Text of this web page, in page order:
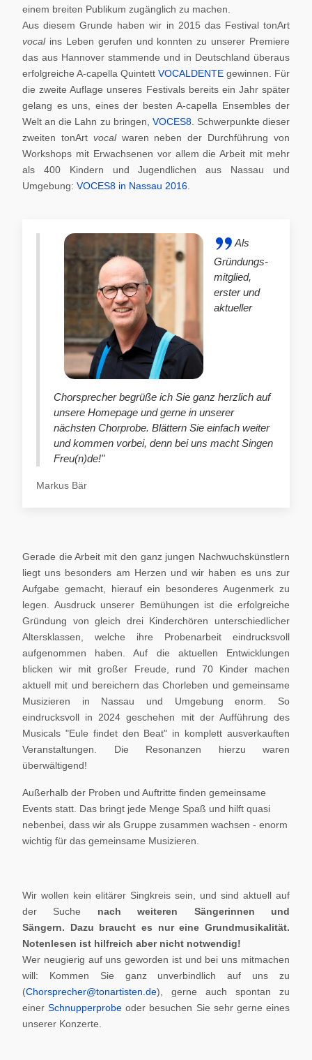
einem breiten Publikum zugänglich zu machen.
Aus diesem Grunde haben wir in 2015 das Festival tonArt
vocal ins Leben gerufen und konnten zu unserer Premiere
das aus Hannover stammende und in Deutschland überaus
erfolgreiche A-capella Quintett VOCALDENTE gewinnen. Für
die zweite Auflage unseres Festivals bereits ein Jahr später
gelang es uns, eines der besten A-capella Ensembles der
Welt an die Lahn zu bringen, VOCES8. Schwerpunkte dieser
zweiten tonArt vocalwaren neben der Durchführung von
Workshops mit Erwachsenen vor allem die Arbeit mit mehr
als 400 Kindern und Jugendlichen aus Nassau und
Umgebung: VOCES8 in Nassau 2016
Als
Gründungs-
mitglied,
erster und
aktueller
Chorsprecher begrüße ich Sie ganz herzlich auf
unsere Homepage und gerne in unserer
nächsten Chorprobe. Blättern Sie einfach weiter
und kommen vorbei, denn bei uns macht Singen
Freu(n)de!"
Markus Bär
Gerade die Arbeit mit den ganz jungen Nachwuchskünstlern
liegt uns besonders am Herzen und wir haben es uns zur
Aufgabe gemacht, hierauf ein besonderes Augenmerk zu
legen. Ausdruck unserer Bemühungen ist die erfolgreiche
Gründung von gleich drei Kinderchören unterschiedlicher
Altersklassen, welche ihre Probenarbeit eindrucksvoll
aufgenommen haben. Auf die aktuellen Entwicklungen
blicken wir mit großer Freude, rund 70 Kinder machen
aktuell mit und bereichern das Chorleben und gemeinsame
Musizieren in Nassau und Umgebung enorm. So
eindrucksvoll in 2024 geschehen mit der Aufführung des
Musicals "Eule findet den Beat" in komplett ausverkauften
Veranstaltungen. Die Resonanzen hierzu waren
überwältigend!
Außerhalb der Proben und Auftritte finden gemeinsame
Events statt. Das bringt jede Menge Spaß und hilft quasi
nebenbei, dass wir als Gruppe zusammen wachsen - enorm
wichtig für das gemeinsame Musizieren.
Wir wollen kein elitärer Singkreis sein, und sind aktuell auf
der Suche nach weiteren Sängerinnen und
Sängern. Dazu braucht es nur eine Grundmusikalität.
Notenlesen ist hilfreich aber nicht notwendig!
Wer neugierig auf uns geworden ist und bei uns mitmachen
will: Kommen Sie ganz unverbindlich auf uns zu
(Chorsprecher@tonartisten.de), gerne auch spontan zu
einerSchnupperprobe oder besuchen Sie sehr gerne eines
unserer Konzerte.